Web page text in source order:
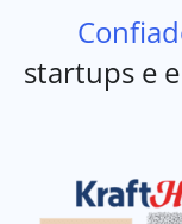
startups e